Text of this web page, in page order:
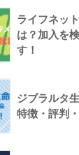
ライフネッ
は？加入を
す！
ジブラルタ
特徴・評判